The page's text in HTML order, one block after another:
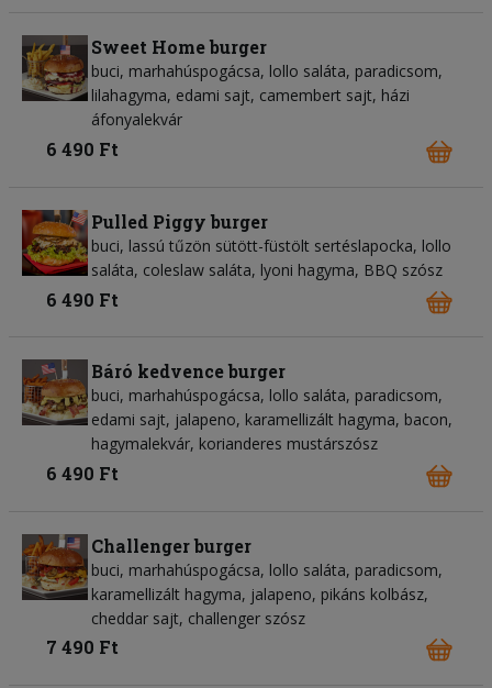
Sweet Home burger
buci, marhahúspogácsa, lollo saláta, paradicsom,
lilahagyma, edami sajt, camembert sajt, házi
áfonyalekvár
6 490 Ft
Pulled Piggy burger
buci, lassú tűzön sütött-füstölt sertéslapocka, lollo
saláta, coleslaw saláta, lyoni hagyma, BBQ szósz
6 490 Ft
Báró kedvence burger
buci, marhahúspogácsa, lollo saláta, paradicsom,
edami sajt, jalapeno, karamellizált hagyma, bacon,
hagymalekvár, korianderes mustárszósz
6 490 Ft
Challenger burger
buci, marhahúspogácsa, lollo saláta, paradicsom,
karamellizált hagyma, jalapeno, pikáns kolbász,
cheddar sajt, challenger szósz
7 490 Ft